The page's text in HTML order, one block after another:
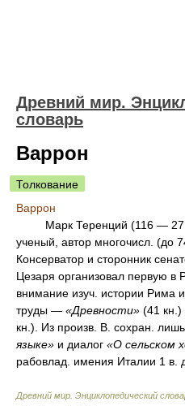
Древний мир.
словарь
Варрон
Толкование
Варрон
Марк Теренций (116 — 27
ученый, автор многочисл. (до
Консерватор и сторонник
Цезаря организовал первую в
внимание изуч. истории Рима
труды — «Древности» (41 кн.)
кн.). Из произв. В. сохран. лишь
языке» и диалог «О сельском
рабовлад. имения Италии 1 в.
Древний мир. Энциклопедический